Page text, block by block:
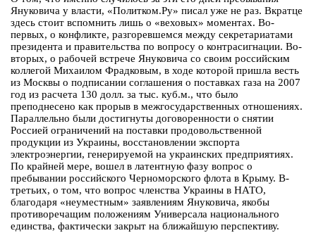
Януковича у власти, «Политком.Ру» писал уже не раз. Вкратце
здесь стоит вспомнить лишь о «веховых» моментах. Во-
первых, о конфликте, разгоревшемся между секретариатами
президента и правительства по вопросу о контрасигнации. Во-
вторых, о рабочей встрече Януковича со своим российским
коллегой Михаилом Фрадковым, в ходе которой пришла весть
из Москвы о подписании соглашения о поставках газа на 2007
год из расчета 130 долл. за тыс. куб.м., что было
преподнесено как прорыв в межгосударственных отношениях.
Параллельно были достигнуты договоренности о снятии
Россией ограничений на поставки продовольственной
продукции из Украины, восстановлении экспорта
электроэнергии, генерируемой на украинских предприятиях.
По крайней мере, вошел в латентную фазу вопрос о
пребывании российского Черноморского флота в Крыму. В-
третьих, о том, что вопрос членства Украины в НАТО,
благодаря «неуместным» заявлениям Януковича, якобы
противоречащим положениям Универсала национального
единства, фактически закрыт на ближайшую перспективу.